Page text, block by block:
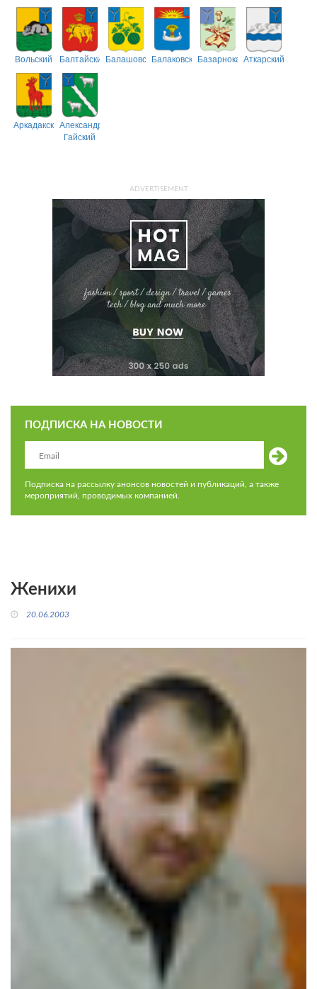
Вольский БалтайскийБалашовскийБалаковскийБазарнокарабулакский
Аткарский
АркадакскийАлександрово-
Гайский
ADVERTISEMENT
ПОДПИСКА НА НОВОСТИ
Подписка на рассылку анонсов новостей и публикаций, а также
мероприятий, проводимых компанией.
Женихи
20.06.2003